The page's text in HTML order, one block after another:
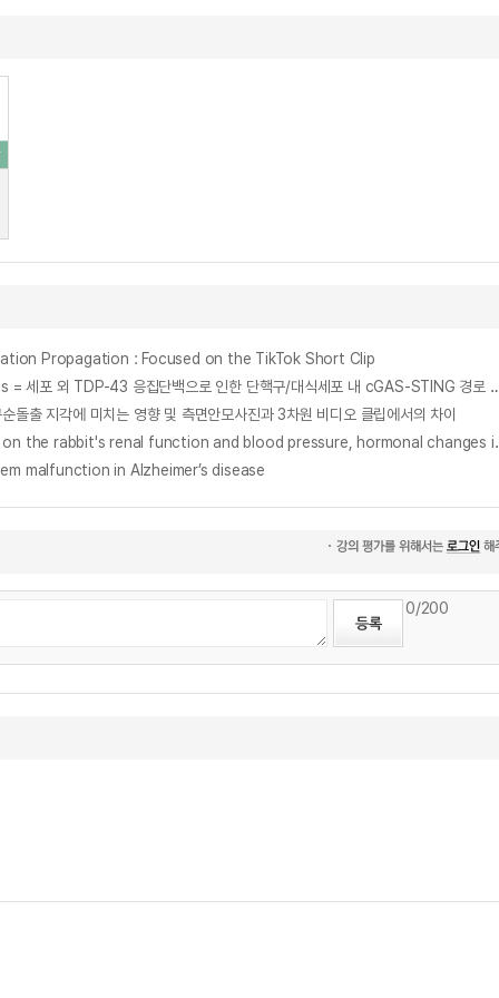
Propagation : Focused on the TikTok Short Clip
Extracellular TDP-43 aggregates activate the cGAS-STING pathway and AIM2 inflammasome in peripheral monocytes/
에 미치는 영향 및 측면안모사진과 3차원 비디오 클립에서의 차이
二仙湯 煎湯液이 家兎 腎臟機能과 實驗的 腎性 高血
malfunction in Alzheimer’s disease
0/200